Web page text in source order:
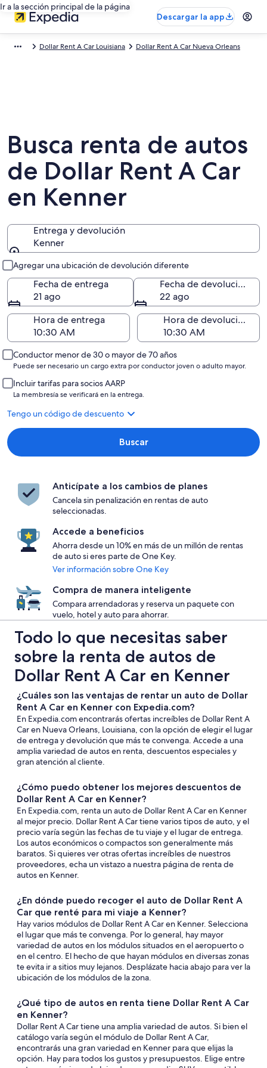
Ir a la sección principal de la página
Descargar la app
Dollar Rent A Car Louisiana Dollar Rent A Car Nueva Orleans
Busca renta de autos
de Dollar Rent A Car
en Kenner
Entrega y devolución
Kenner
Agregar una ubicación de devolución diferente
Fecha de entrega
21 ago
Fecha de devolución
22 ago
Hora de entrega
Hora de devolución
Conductor menor de 30 o mayor de 70 años
Puede ser necesario un cargo extra por conductor joven o adulto mayor.
Incluir tarifas para socios AARP
La membresía se verificará en la entrega.
Tengo un código de descuento
Buscar
Anticípate a los cambios de planes
Cancela sin penalización en rentas de auto
seleccionadas.
Accede a beneficios
Ahorra desde un 10% en más de un millón de rentas
de auto si eres parte de One Key.
Ver información sobre One Key
Compra de manera inteligente
Compara arrendadoras y reserva un paquete con
vuelo, hotel y auto para ahorrar.
Todo lo que necesitas saber
sobre la renta de autos de
Dollar Rent A Car en Kenner
¿Cuáles son las ventajas de rentar un auto de Dollar
Rent A Car en Kenner con Expedia.com?
En Expedia.com encontrarás ofertas increíbles de Dollar Rent A
Car en Nueva Orleans, Louisiana, con la opción de elegir el lugar
de entrega y devolución que más te convenga. Accede a una
amplia variedad de autos en renta, descuentos especiales y
gran atención al cliente.
¿Cómo puedo obtener los mejores descuentos de
Dollar Rent A Car en Kenner?
En Expedia.com, renta un auto de Dollar Rent A Car en Kenner
al mejor precio. Dollar Rent A Car tiene varios tipos de auto, y el
precio varía según las fechas de tu viaje y el lugar de entrega.
Los autos económicos o compactos son generalmente más
baratos. Si quieres ver otras ofertas increíbles de nuestros
proveedores, echa un vistazo a nuestra página de renta de
autos en Kenner.
¿En dónde puedo recoger el auto de Dollar Rent A
Car que renté para mi viaje a Kenner?
Hay varios módulos de Dollar Rent A Car en Kenner. Selecciona
el lugar que más te convenga. Por lo general, hay mayor
variedad de autos en los módulos situados en el aeropuerto o
en el centro. El hecho de que hayan módulos en diversas zonas
te evita ir a sitios muy lejanos. Desplázate hacia abajo para ver la
ubicación de los módulos de la zona.
¿Qué tipo de autos en renta tiene Dollar Rent A Car
en Kenner?
Dollar Rent A Car tiene una amplia variedad de autos. Si bien el
catálogo varía según el módulo de Dollar Rent A Car,
encontrarás una gran variedad en Kenner para que elijas la
opción. Hay para todos los gustos y presupuestos. Elige entre